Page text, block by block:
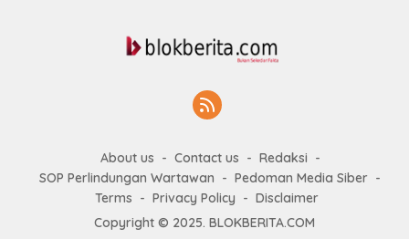
About us Contact us
Redaksi
SOP Perlindungan Wartawan
Pedoman Media Siber
Terms
Privacy Policy
Disclaimer
Copyright © 2025. BLOKBERITA.COM